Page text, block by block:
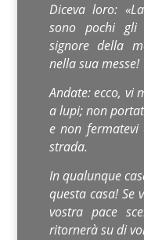
Diceva loro:
sono pochi gli
signore della
nella sua messe!
Andate: ecco, vi
a lupi; non
e non fermatevi
strada.
In qualunque
questa casa! Se
vostra pace
ritornerà su di